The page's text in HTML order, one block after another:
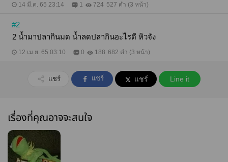
14 มี.ค. 65 23:14 1 724 527 คำ (3 หน้า)
#2
2 น้ำมาปลากินมด น้ำลดปลากินอะไรดี หิวจัง
12 เม.ย. 65 03:10 0 188 682 คำ (3 หน้า)
แชร์ แชร์ แชร์ Line it
เรื่องที่คุณอาจจะสนใจ